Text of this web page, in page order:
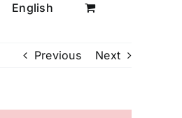
English
Previous Next